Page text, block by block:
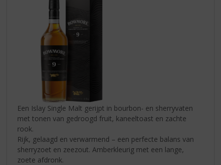
Een Islay Single Malt gerijpt in bourbon- en sherryvaten
met tonen van gedroogd fruit, kaneeltoast en zachte
rook.
Rijk, gelaagd en verwarmend – een perfecte balans van
sherryzoet en zeezout. Amberkleurig met een lange,
zoete afdronk.